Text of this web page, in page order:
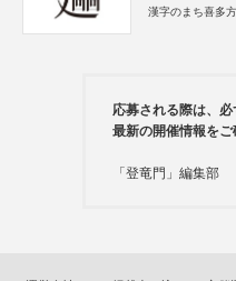
漢字のまち喜多方
応募される際は、
最新の開催情報をご
「登竜門」編集部